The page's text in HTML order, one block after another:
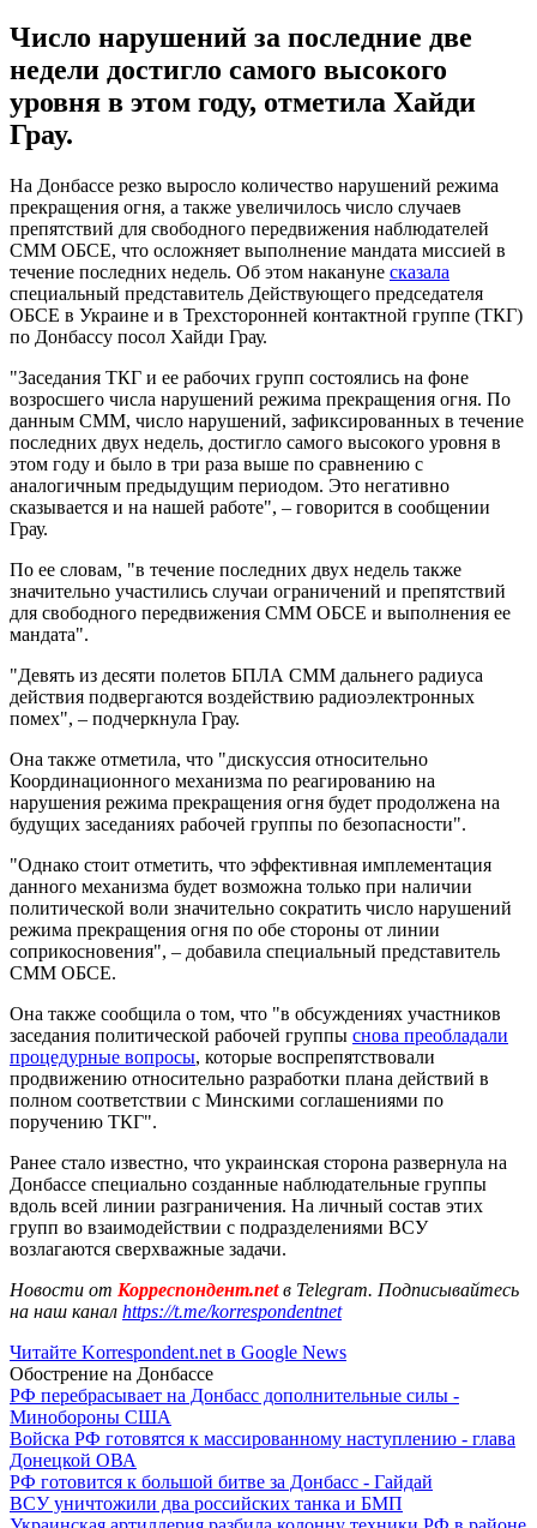
Число нарушений за последние две
недели достигло самого высокого
уровня в этом году, отметила Хайди
Грау.
На Донбассе резко выросло количество нарушений режима
прекращения огня, а также увеличилось число случаев
препятствий для свободного передвижения наблюдателей
СММ ОБСЕ, что осложняет выполнение мандата миссией в
течение последних недель. Об этом накануне сказала
специальный представитель Действующего председателя
ОБСЕ в Украине и в Трехсторонней контактной группе (ТКГ)
по Донбассу посол Хайди Грау.
"Заседания ТКГ и ее рабочих групп состоялись на фоне
возросшего числа нарушений режима прекращения огня. По
данным СММ, число нарушений, зафиксированных в течение
последних двух недель, достигло самого высокого уровня в
этом году и было в три раза выше по сравнению с
аналогичным предыдущим периодом. Это негативно
сказывается и на нашей работе", – говорится в сообщении
Грау.
По ее словам, "в течение последних двух недель также
значительно участились случаи ограничений и препятствий
для свободного передвижения СММ ОБСЕ и выполнения ее
мандата".
"Девять из десяти полетов БПЛА СММ дальнего радиуса
действия подвергаются воздействию радиоэлектронных
помех", – подчеркнула Грау.
Она также отметила, что "дискуссия относительно
Координационного механизма по реагированию на
нарушения режима прекращения огня будет продолжена на
будущих заседаниях рабочей группы по безопасности".
"Однако стоит отметить, что эффективная имплементация
данного механизма будет возможна только при наличии
политической воли значительно сократить число нарушений
режима прекращения огня по обе стороны от линии
соприкосновения", – добавила специальный представитель
СММ ОБСЕ.
Она также сообщила о том, что "в обсуждениях участников
заседания политической рабочей группы снова преобладали
процедурные вопросы, которые воспрепятствовали
продвижению относительно разработки плана действий в
полном соответствии с Минскими соглашениями по
поручению ТКГ".
Ранее стало известно, что украинская сторона развернула на
Донбассе специально созданные наблюдательные группы
вдоль всей линии разграничения. На личный состав этих
групп во взаимодействии с подразделениями ВСУ
возлагаются сверхважные задачи.
Новости от Корреспондент.netв Telegram. Подписывайтесь
на наш канал https://t.me/korrespondentnet
Читайте Korrespondent.net в Google News
Обострение на Донбассе
РФ перебрасывает на Донбасс дополнительные силы -
Минобороны США
Войска РФ готовятся к массированному наступлению - глава
Донецкой ОВА
РФ готовится к большой битве за Донбасс - Гайдай
ВСУ уничтожили два российских танка и БМП